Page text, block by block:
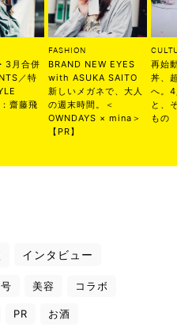
3月合併
／特
齋藤飛
FASHION
BRAND NEW EYES
with ASUKA SAITO
新しいメガネで、大人
の週末時間。＜
OWNDAYS × mina＞
【PR】
再始
丼、
へ。
と、
もの
インタビュー
美容 コラボ
PR お酒